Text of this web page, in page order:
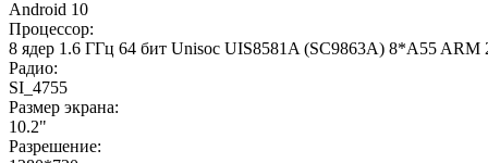
Android 10
Процессор:
8 ядер 1.6 ГГц 64 бит Unisoc UIS8581A (SC9863A) 8*A55 ARM
Радио:
SI_4755
Размер экрана:
10.2"
Разрешение: